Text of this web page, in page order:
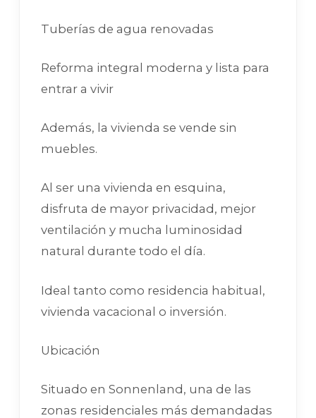
Tuberías de agua renovadas
Reforma integral moderna y lista para
entrar a vivir
Además, la vivienda se vende sin
muebles.
Al ser una vivienda en esquina,
disfruta de mayor privacidad, mejor
ventilación y mucha luminosidad
natural durante todo el día.
Ideal tanto como residencia habitual,
vivienda vacacional o inversión.
Ubicación
Situado en Sonnenland, una de las
zonas residenciales más demandadas